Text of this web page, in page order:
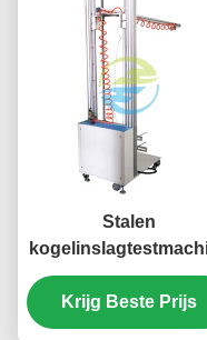
Stalen
voor IEC 60068-2-
Bevestiging van
mechanische
Krijg Beste Prijs